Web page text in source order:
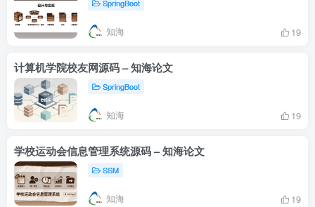
SpringBoot
知海 19
计算机学院校友网源码 – 知海论文
SpringBoot
知海 19
学校运动会信息管理系统源码 – 知海论文
SSM
知海 19